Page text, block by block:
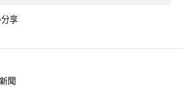
分享
聞